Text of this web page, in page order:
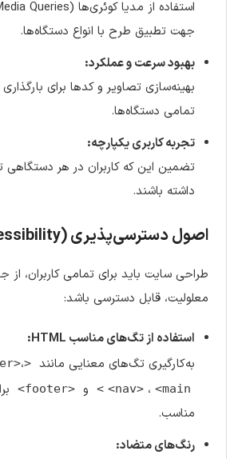
جهت تطبیق طرح با انواع دستگاه‌ها.
بهبود سرعت و عملکرد:
بهینه‌سازی تصاویر و کدها برای
تمامی دستگاه‌ها.
تجربه کاربری یکپارچه:
تضمین این که کاربران در هر دستگاهی
داشته باشند.
اصول دسترسی‌پذیری (Accessibility)
طراحی سایت باید برای تمامی کاربران، از
معلولیت، قابل دسترسی باشد:
استفاده از تگ‌های مناسب HTML:
به‌کارگیری تگ‌های معنایی مانند <header>،
<nav> ، <main> و <footer>
مناسب.
رنگ‌های متضاد: